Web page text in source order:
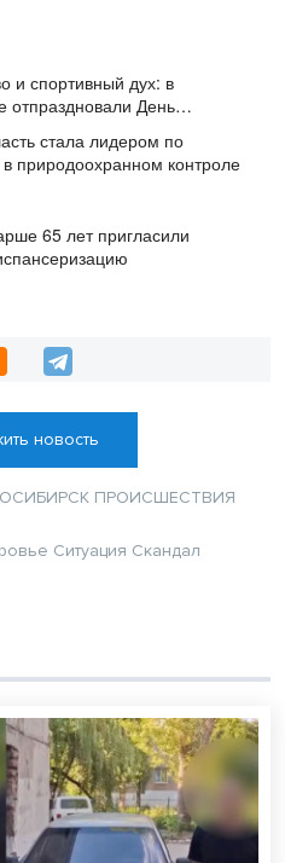
и спортивный дух: в
отпраздновали День
стала лидером по
природоохранном контроле
65 лет пригласили
новость
ПРОИСШЕСТВИЯ
Ситуация Скандал